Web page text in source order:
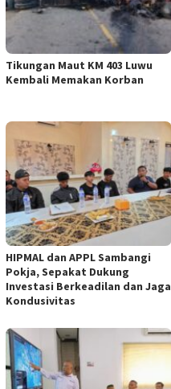
Tikungan Maut KM 403 Luwu
Kembali Memakan Korban
HIPMAL dan APPL Sambangi
Pokja, Sepakat Dukung
Investasi Berkeadilan dan Jaga
Kondusivitas